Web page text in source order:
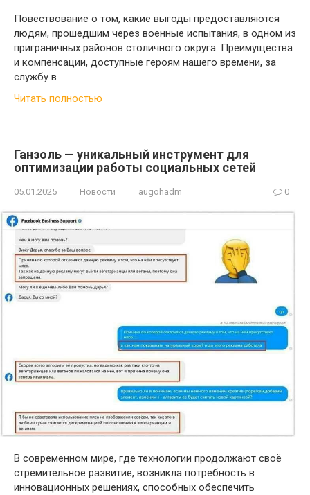
Повествование о том, какие выгоды предоставляются
людям, прошедшим через военные испытания, в одном из
приграничных районов столичного округа. Преимущества
и компенсации, доступные героям нашего времени, за
службу в
Читать полностью
Ганзоль — уникальный инструмент для
оптимизации работы социальных сетей
05.01.2025 Новости augohadm 0
В современном мире, где технологии продолжают своё
стремительное развитие, возникла потребность в
инновационных решениях, способных обеспечить